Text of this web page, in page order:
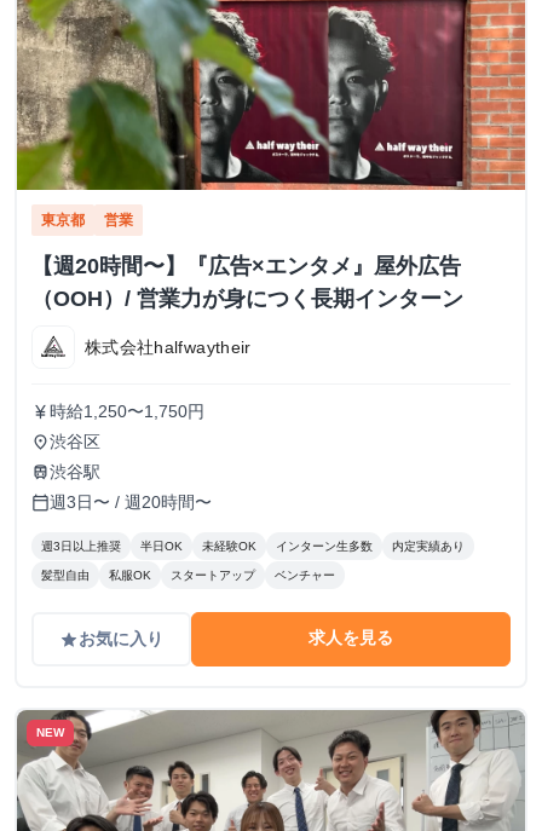
東京都 営業
【週20時間〜】『広告×エンタメ』屋外広告
（OOH）/ 営業力が身につく長期インターン
株式会社halfwaytheir
currency_yen 時給1,250〜1,750円
place渋谷区
train渋谷駅
calendar_today週3日〜 / 週20時間〜
週3日以上推奨 半日OK 未経験OK インターン生多数 内定実績あり
髪型自由 私服OK スタートアップ ベンチャー
gradeお気に入り 求人を見る
NEW